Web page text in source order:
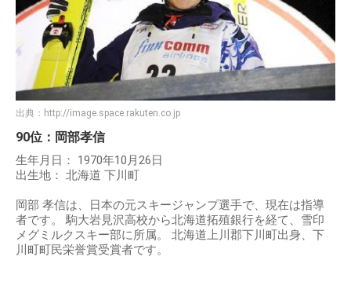
出典： http://image.space.rakuten.co.jp
90位：岡部孝信
生年月日： 1970年10月26日
出生地： 北海道 下川町
岡部 孝信は、日本の元スキージャンプ選手で、現在は指導
者です。 駒大岩見沢高校から北海道拓殖銀行を経て、雪印
メグミルクスキー部に所属。 北海道上川郡下川町出身、下
川町町民栄誉賞受賞者です。